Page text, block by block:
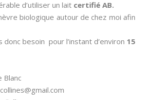
d’utiliser un lait certifié AB.
biologique autour de chez moi afin
donc besoin pour l’instant d’environ 15
Blanc